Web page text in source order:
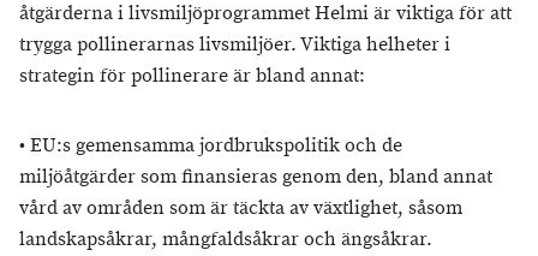
åtgärderna i livsmiljöprogrammet Helmi är viktiga för att
trygga pollinerarnas livsmiljöer. Viktiga helheter i
strategin för pollinerare är bland annat:
• EU:s gemensamma jordbrukspolitik och de
miljöåtgärder som finansieras genom den, bland annat
vård av områden som är täckta av växtlighet, såsom
landskapsåkrar, mångfaldsåkrar och ängsåkrar.